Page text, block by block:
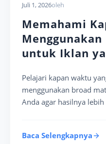
Juli 1, 2026oleh
Memahami
untuk Iklan
Pelajari kapan waktu
menggunakan broad
Anda agar hasilnya
Baca Selengkapnya